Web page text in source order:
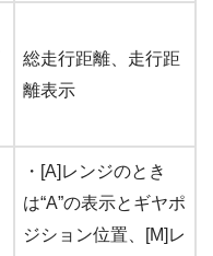
総走行距離、走行距
離表示
・[A]レンジのとき
は“A”の表示とギヤポ
ジション位置、[M]レ